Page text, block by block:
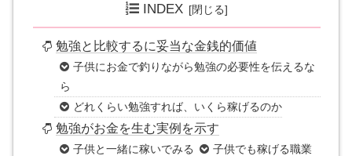
INDEX
勉強と比較するに妥当な金銭的価値
子供にお金で釣りながら勉強の必要性を伝えるな
ら
どれくらい勉強すれば、いくら稼げるのか
勉強がお金を生む実例を示す
子供と一緒に稼いでみる 子供でも稼げる職業